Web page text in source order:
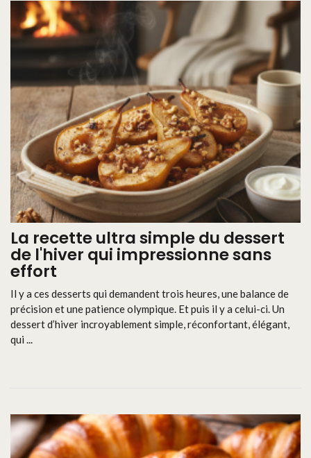
La recette ultra simple du dessert
de l'hiver qui impressionne sans
effort
Il y a ces desserts qui demandent trois heures, une balance de
précision et une patience olympique. Et puis il y a celui-ci. Un
dessert d’hiver incroyablement simple, réconfortant, élégant,
qui ...